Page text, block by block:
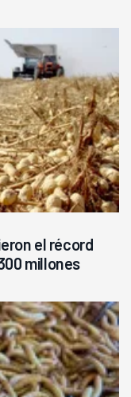
el récord
millones